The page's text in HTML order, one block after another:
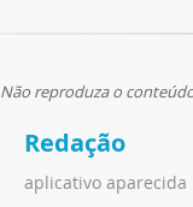
Não reproduza o
Redação
aplicativo aparecida